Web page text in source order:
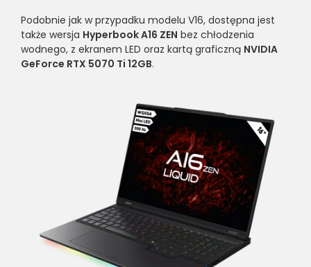
Podobnie jak w przypadku modelu V16, dostępna jest
także wersja Hyperbook A16 ZEN bez chłodzenia
wodnego, z ekranem LED oraz kartą graficzną NVIDIA
GeForce RTX 5070 Ti 12GB.